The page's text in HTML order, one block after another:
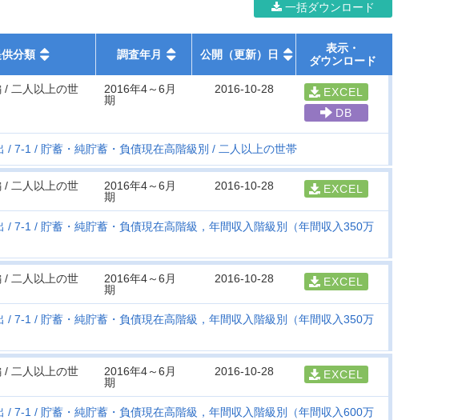
一括ダウンロード
分類 調査年月 公開（更新）日
表示・
ダウンロード
/ 二人以上の世
2016年4～6月
期
2016-10-28
EXCEL
DB
7-1 貯蓄・純貯蓄・負債現在高階級別 二人以上の世帯
/ 二人以上の世
2016年4～6月
期
2016-10-28 EXCEL
7-1
貯蓄・純貯蓄・負債現在高階級，年間収入階級別（年間収入350万
/ 二人以上の世
2016年4～6月
期
2016-10-28 EXCEL
7-1
貯蓄・純貯蓄・負債現在高階級，年間収入階級別（年間収入350万
/ 二人以上の世
2016年4～6月
期
2016-10-28 EXCEL
7-1
貯蓄・純貯蓄・負債現在高階級，年間収入階級別（年間収入600万